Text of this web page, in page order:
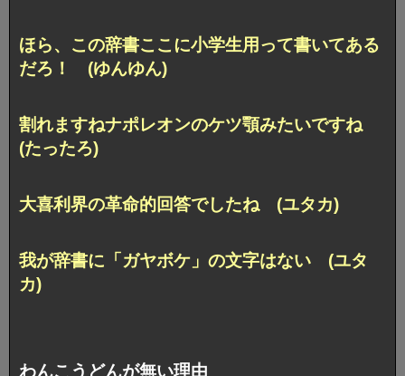
ほら、この辞書ここに小学生用って書いてある
だろ！ (ゆんゆん)
割れますねナポレオンのケツ顎みたいですね
(たったろ)
大喜利界の革命的回答でしたね (ユタカ)
我が辞書に「ガヤボケ」の文字はない (ユタ
カ)
わんこうどんが無い理由